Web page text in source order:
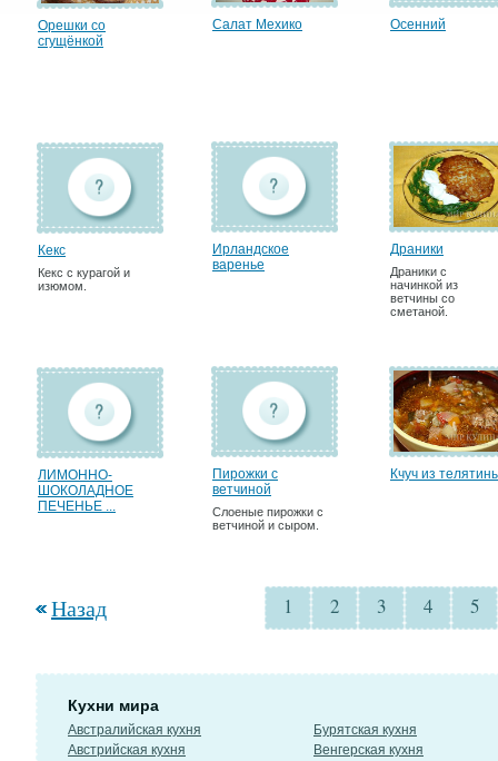
Орешки со
сгущёнкой
Салат Мехико Осенний
Кекс
Кекс с курагой и
изюмом.
Ирландское
варенье
Драники
Драники с
начинкой из
ветчины со
сметаной.
ЛИМОННО-
ШОКОЛАДНОЕ
ПЕЧЕНЬЕ ...
Пирожки с
ветчиной
Слоеные пирожки с
ветчиной и сыром.
Кчуч из
Назад 1 2 3 4 5
Кухни мира
Австралийская кухня
Австрийская кухня
Бурятская кухня
Венгерская кухня